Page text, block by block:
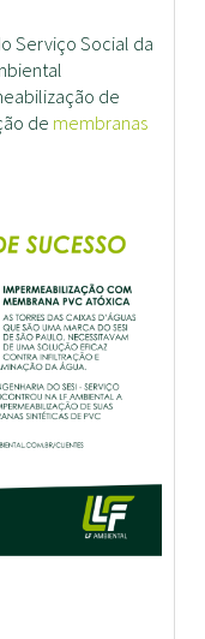
Serviço Social da
de
de membranas